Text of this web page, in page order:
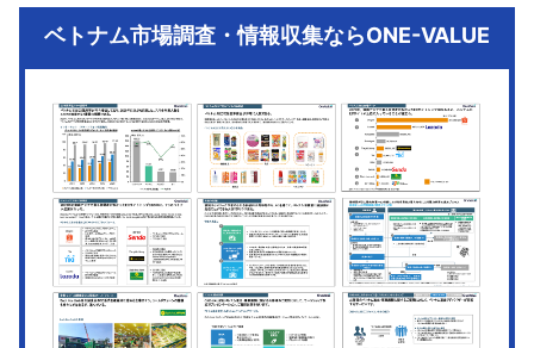
ベトナム市場調査・情報収集ならONE-VALUE